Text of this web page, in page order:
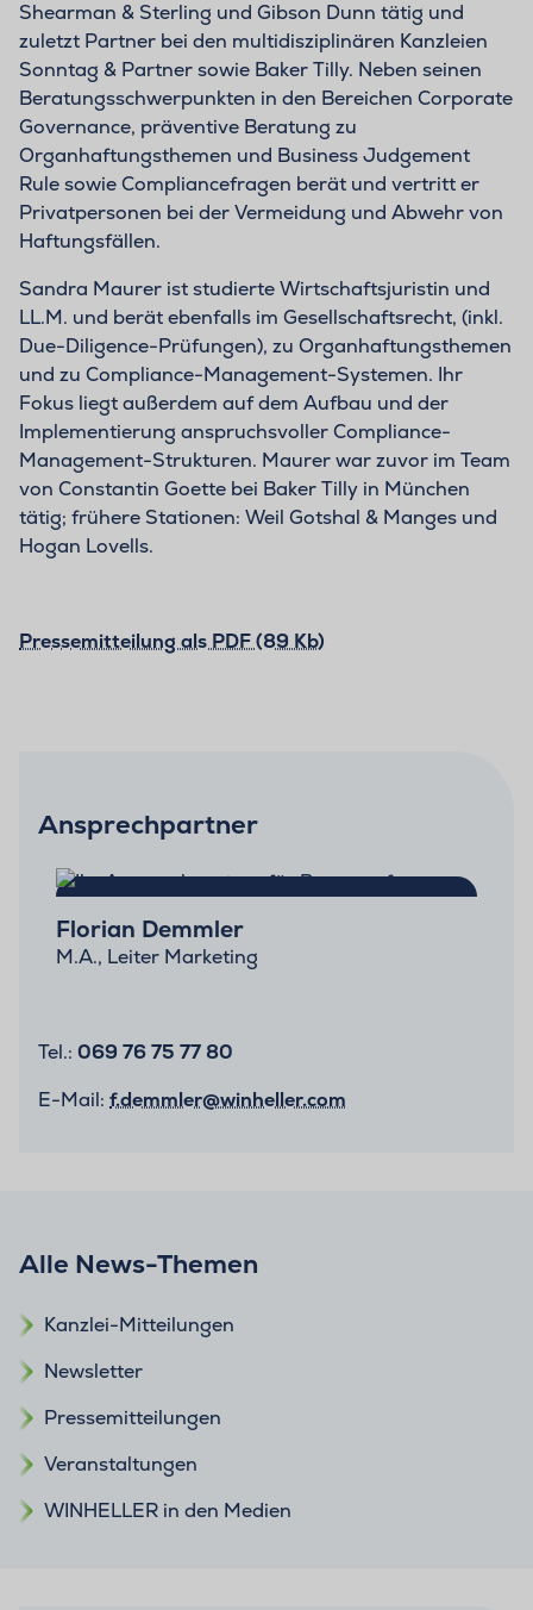
Shearman & Sterling und Gibson Dunn tätig und
zuletzt Partner bei den multidisziplinären Kanzleien
Sonntag & Partner sowie Baker Tilly. Neben seinen
Beratungsschwerpunkten in den Bereichen Corporate
Governance, präventive Beratung zu
Organhaftungsthemen und Business Judgement
Rule sowie Compliancefragen berät und vertritt er
Privatpersonen bei der Vermeidung und Abwehr von
Haftungsfällen.
Sandra Maurer ist studierte Wirtschaftsjuristin und
LL.M. und berät ebenfalls im Gesellschaftsrecht, (inkl.
Due-Diligence-Prüfungen), zu Organhaftungsthemen
und zu Compliance-Management-Systemen. Ihr
Fokus liegt außerdem auf dem Aufbau und der
Implementierung anspruchsvoller Compliance-
Management-Strukturen. Maurer war zuvor im Team
von Constantin Goette bei Baker Tilly in München
tätig; frühere Stationen: Weil Gotshal & Manges und
Hogan Lovells.
Pressemitteilung als PDF (89 Kb)
Ansprechpartner
Florian Demmler
M.A., Leiter Marketing
Tel.: 069 76 75 77 80
E-Mail: f.demmler@winheller.com
Alle News-Themen
Kanzlei-Mitteilungen
Newsletter
Pressemitteilungen
Veranstaltungen
WINHELLER in den Medien